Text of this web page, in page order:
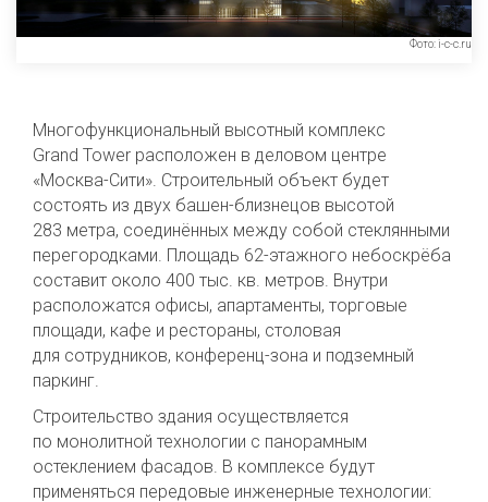
Фото: i-c-c.ru
Многофункциональный высотный комплекс
Grand Tower расположен в деловом центре
«Москва-Сити». Строительный объект будет
состоять из двух башен-близнецов высотой
283 метра, соединённых между собой стеклянными
перегородками. Площадь 62-этажного небоскрёба
составит около 400 тыс. кв. метров. Внутри
расположатся офисы, апартаменты, торговые
площади, кафе и рестораны, столовая
для сотрудников, конференц-зона и подземный
паркинг.
Строительство здания осуществляется
по монолитной технологии с панорамным
остеклением фасадов. В комплексе будут
применяться передовые инженерные технологии: